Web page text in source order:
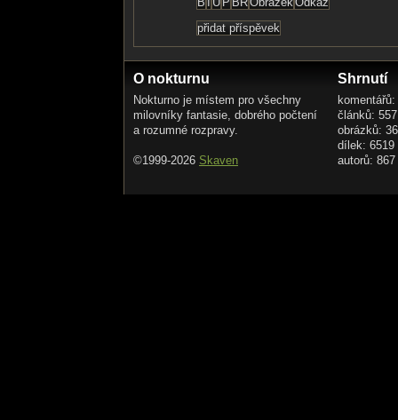
O nokturnu
Nokturno je místem pro všechny
milovníky fantasie, dobrého počtení
a rozumné rozpravy.
©1999-2026 Skaven
Shrnutí
článků: 557
obrázků:
dílek: 6519
autorů: 867